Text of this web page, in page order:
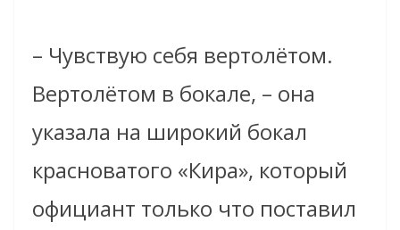
– Чувствую себя вертолётом.
Вертолётом в бокале, – она
указала на широкий бокал
красноватого «Кира», который
официант только что поставил